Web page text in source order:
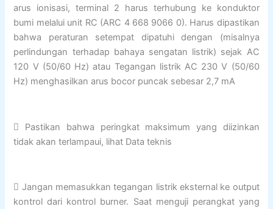
arus ionisasi, terminal 2 harus terhubung ke konduktor
bumi melalui unit RC (ARC 4 668 9066 0). Harus dipastikan
bahwa peraturan setempat dipatuhi dengan (misalnya
perlindungan terhadap bahaya sengatan listrik) sejak AC
120 V (50/60 Hz) atau Tegangan listrik AC 230 V (50/60
Hz) menghasilkan arus bocor puncak sebesar 2,7 mA
 Pastikan bahwa peringkat maksimum yang diizinkan
tidak akan terlampaui, lihat Data teknis
 Jangan memasukkan tegangan listrik eksternal ke output
kontrol dari kontrol burner. Saat menguji perangkat yang